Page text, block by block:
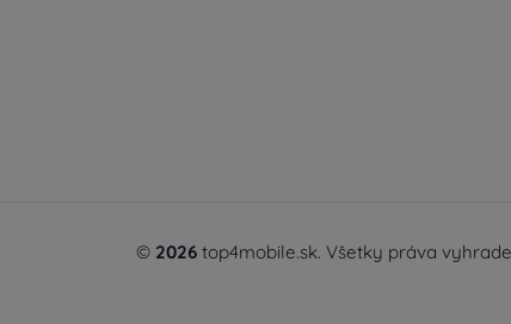
© 2026 top4mobile.sk. Všetky práva